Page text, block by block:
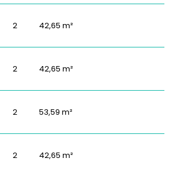
2 42,65 m²
2 42,65 m²
2 53,59 m²
2 42,65 m²